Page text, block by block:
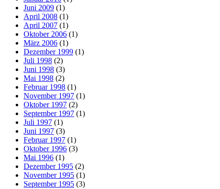
Juni 2009 (1)
April 2008 (1)
April 2007 (1)
Oktober 2006 (1)
März 2006 (1)
Dezember 1999 (1)
Juli 1998 (2)
Juni 1998 (3)
Mai 1998 (2)
Februar 1998 (1)
November 1997 (1)
Oktober 1997 (2)
September 1997 (1)
Juli 1997 (1)
Juni 1997 (3)
Februar 1997 (1)
Oktober 1996 (3)
Mai 1996 (1)
Dezember 1995 (2)
November 1995 (1)
September 1995 (3)